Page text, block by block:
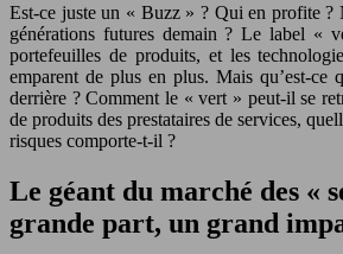
Est-ce juste un « Buzz » ? Qui en profite ? Nous aujourd’hui ou les
générations futures demain ? Le label «
portefeuilles de produits, et les
emparent de plus en plus. Mais qu’est-ce
derrière ? Comment le « vert » peut-il se
de produits des prestataires de services,
risques comporte-t-il ?
Le géant du marché des «
grande part, un grand